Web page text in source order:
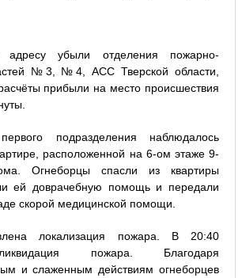
адресу убыли отделения пожарно-
№3, №4, АСС Тверской области,
прибыли на место происшествия
подразделения наблюдалось
расположенной на 6-ом этаже 9-
Огнеборцы спасли из квартиры
ей доврачебную помощь и передали
скорой медицинской помощи.
локализация пожара. В 20:40
пожара. Благодаря
и слаженным действиям огнеборцев